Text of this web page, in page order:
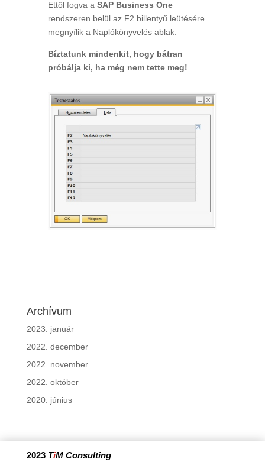
Ettől fogva a SAP Business One
rendszeren belül az F2 billentyű leütésére
megnyílik a Naplókönyvelés ablak.
Bíztatunk mindenkit, hogy bátran
próbálja ki, ha még nem tette meg!
Archívum
2023. január
2022. december
2022. november
2022. október
2020. június
2023 TiM Consulting